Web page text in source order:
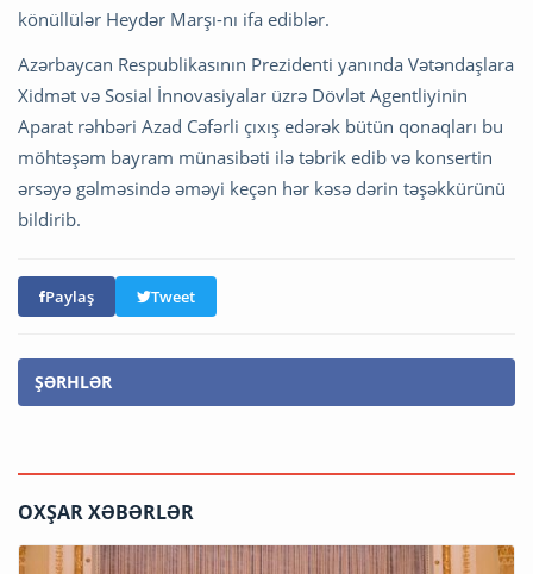
könüllülər Heydər Marşı-nı ifa ediblər.
Azərbaycan Respublikasının Prezidenti yanında Vətəndaşlara
Xidmət və Sosial İnnovasiyalar üzrə Dövlət Agentliyinin
Aparat rəhbəri Azad Cəfərli çıxış edərək bütün qonaqları bu
möhtəşəm bayram münasibəti ilə təbrik edib və konsertin
ərsəyə gəlməsində əməyi keçən hər kəsə dərin təşəkkürünü
bildirib.
Paylaş Tweet
ŞƏRHLƏR
OXŞAR XƏBƏRLƏR